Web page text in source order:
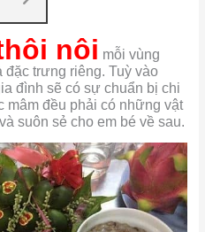
nôi mỗi vùng
đặc trưng riêng. Tuỳ vào
đình sẽ có sự chuẩn bị chi
mâm đều phải có những vật
suôn sẻ cho em bé về sau.